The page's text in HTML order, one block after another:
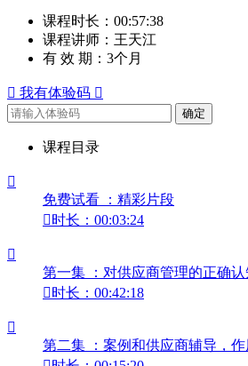
课程时长： 00:57:38
课程讲师： 王天江
有 效 期： 3个月
 我有体验码 
确定
课程目录

免费试看 ：精彩片段
时长：00:03:24

第一集 ：对供应商管理的正确认
时长：00:42:18

第二集 ：案例和供应商辅导，